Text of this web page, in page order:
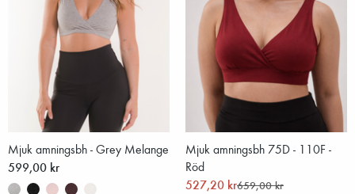
Mjuk amningsbh - Grey Melange
599,00 kr
Mjuk amningsbh 75D - 110F -
Röd
527,20 kr659,00 kr